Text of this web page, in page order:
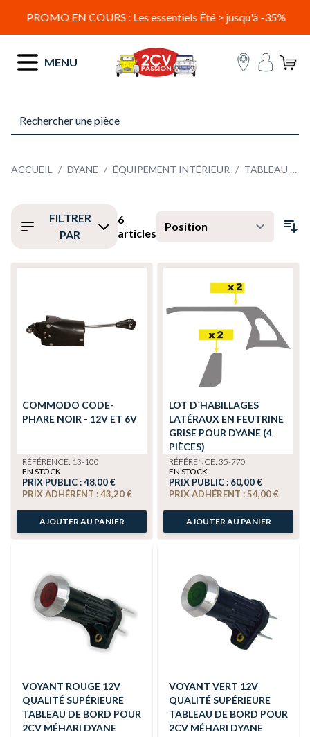
PROMO EN COURS : Les essentiels Été > jusqu'à -35%
MENU
ACCUEIL / DYANE / ÉQUIPEMENT INTÉRIEUR / TABLEAU DE BORD - HABILLAGE INTÉRIEUR
FILTRER
PAR
6
articles
COMMODO CODE-
PHARE NOIR - 12V ET 6V
RÉFÉRENCE: 13-100
EN STOCK
PRIX PUBLIC :48,00 €
PRIX ADHÉRENT :43,20 €
AJOUTER AU PANIER
LOT D´HABILLAGES
LATÉRAUX EN FEUTRINE
GRISE POUR DYANE (4
PIÈCES)
RÉFÉRENCE: 35-770
EN STOCK
PRIX PUBLIC : 60,00 €
PRIX ADHÉRENT :54,00 €
AJOUTER AU PANIER
VOYANT ROUGE 12V
QUALITÉ SUPÉRIEURE
TABLEAU DE BORD POUR
2CV MÉHARI DYANE
VOYANT VERT 12V
QUALITÉ SUPÉRIEURE
TABLEAU DE BORD POUR
2CV MÉHARI DYANE